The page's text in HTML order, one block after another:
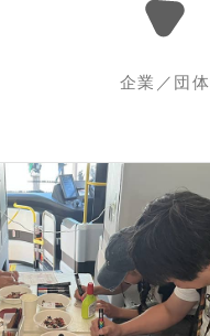
企業／団体